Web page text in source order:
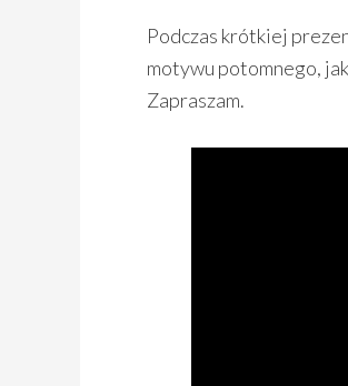
Podczas krótkiej
motywu potomnego,
Zapraszam.